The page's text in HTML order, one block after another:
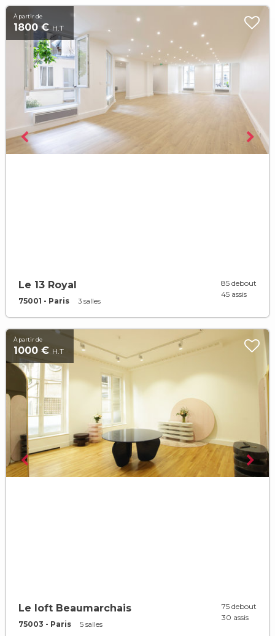
À partir de
1800 € H.T
Le 13 Royal
75001 - Paris 3 salles
85 debout
45 assis
À partir de
1000 € H.T
Le loft Beaumarchais
75003 - Paris 5 salles
75 debout
30 assis